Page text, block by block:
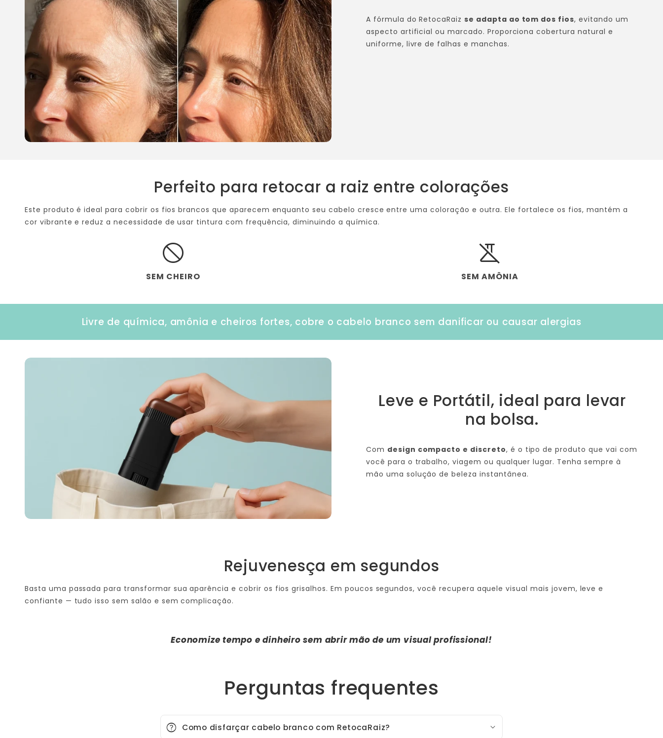
A fórmula do RetocaRaizse adapta ao tom dos fios, evitando um
aspecto artificial ou marcado. Proporciona cobertura natural e
uniforme, livre de falhas e manchas.
Perfeito para retocar a raiz entre colorações
Este produto é ideal para cobrir os fios brancos que aparecem enquanto seu cabelo cresce entre uma coloração e outra. Ele fortalece os fios, mantém a
cor vibrante e reduz a necessidade de usar tintura com frequência, diminuindo a química.
block
SEM CHEIRO
science_off
SEM AMÔNIA
Livre de química, amônia e cheiros fortes, cobre o cabelo branco sem danificar ou causar alergias
Leve e Portátil, ideal para levar
na bolsa.
Com design compacto e discreto, é o tipo de produto que vai com
você para o trabalho, viagem ou qualquer lugar. Tenha sempre à
mão uma solução de beleza instantânea.
Rejuvenesça em segundos
Basta uma passada para transformar sua aparência e cobrir os fios grisalhos. Em poucos segundos, você recupera aquele visual mais jovem, leve e
confiante — tudo isso sem salão e sem complicação.
Economize tempo e dinheiro sem abrir mão de um visual profissional!
Perguntas frequentes
help Como disfarçar cabelo branco com RetocaRaiz?